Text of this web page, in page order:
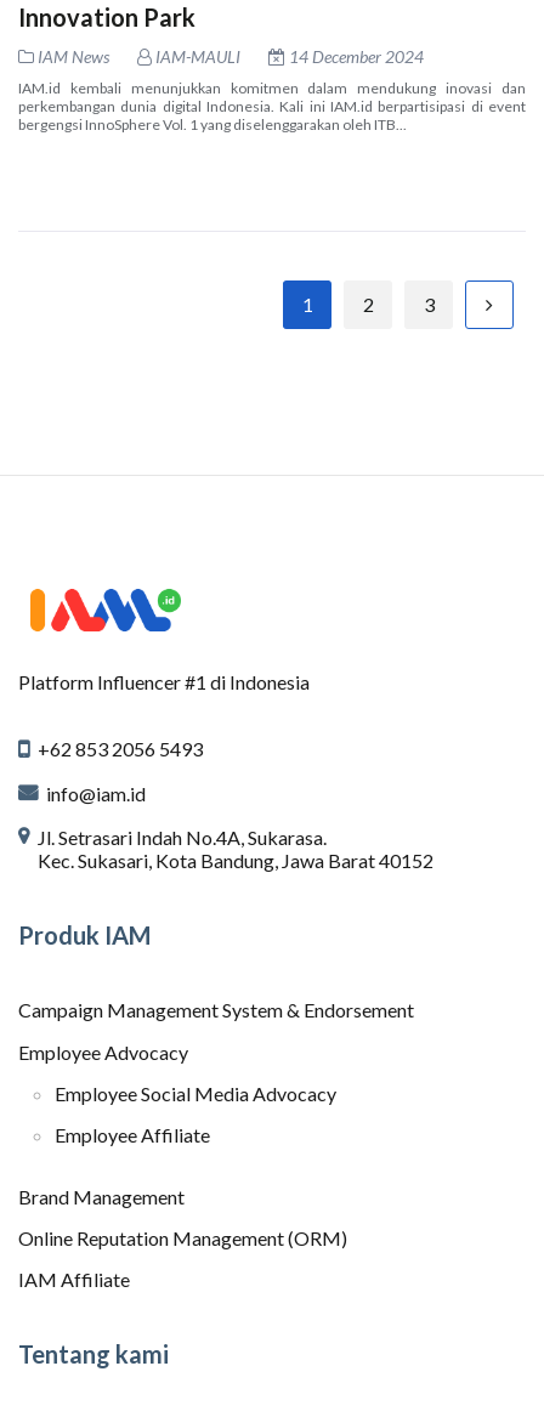
Innovation Park
IAM News IAM-MAULI 14 December 2024
IAM.id kembali menunjukkan komitmen dalam mendukung inovasi dan
perkembangan dunia digital Indonesia. Kali ini IAM.id berpartisipasi di event
bergengsi InnoSphere Vol. 1 yang diselenggarakan oleh ITB...
1 2 3
Platform Influencer #1 di Indonesia
+62 853 2056 5493
info@iam.id
Jl. Setrasari Indah No.4A, Sukarasa.
Kec. Sukasari, Kota Bandung, Jawa Barat 40152
Produk IAM
Campaign Management System & Endorsement
Employee Advocacy
Employee Social Media Advocacy
Employee Affiliate
Brand Management
Online Reputation Management (ORM)
IAM Affiliate
Tentang kami